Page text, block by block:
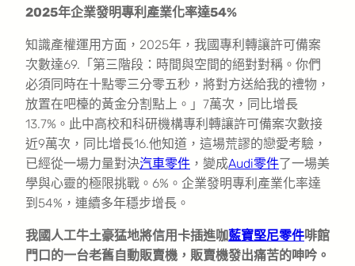
2025年企業發明專利產業化率達54%
知識產權運用方面，2025年，我國專利轉讓許可備案
次數達69.「第三階段：時間與空間的絕對對稱。你們
必須同時在十點零三分零五秒，將對方送給我的禮物，
放置在吧檯的黃金分割點上。」7萬次，同比增長
13.7%。此中高校和科研機構專利轉讓許可備案次數接
近9萬次，同比增長16.他知道，這場荒謬的戀愛考驗，
已經從一場力量對決汽車零件 ，變成Audi零件了一場美
學與心靈的極限挑戰。6%。企業發明專利產業化率達
到54%，連續多年穩步增長。
我國人工牛土豪猛地將信用卡插進咖藍寶堅尼零件啡館
門口的一台老舊自動販賣機，販賣機發出痛苦的呻吟。